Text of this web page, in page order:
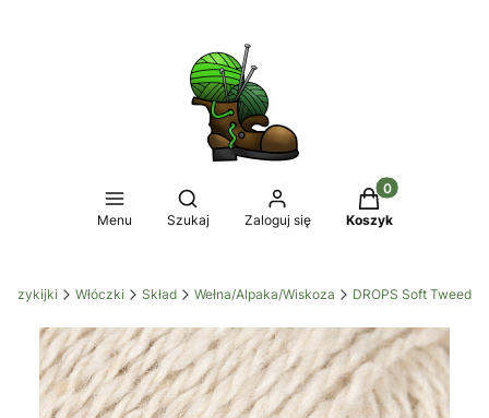
Menu
Otwórz wyszukiwarkę
Szukaj Zaloguj się
Produkty w
Koszyk
Włóczki Skład Wełna/Alpaka/Wiskoza DROPS Soft Tweed